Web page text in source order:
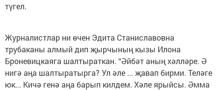
түгел.
Журналистлар ни өчен Эдита Станиславовна
трубаканы алмый дип җырчының кызы Илона
Броневицкаяга шалтыраткан. “Әйбәт аның хәлләре. Ә
нигә аңа шалтыратырга? Ул әле ... җавап бирми. Теләге
юк... Кичә генә аңа барып килдем. Хәле ярыйсы. Әмма